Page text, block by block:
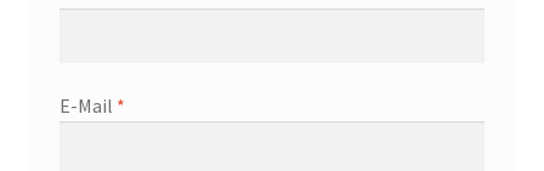
E-Mail *